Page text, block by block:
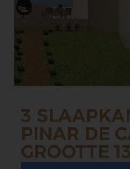
3
PINAR DE
GROOTTE